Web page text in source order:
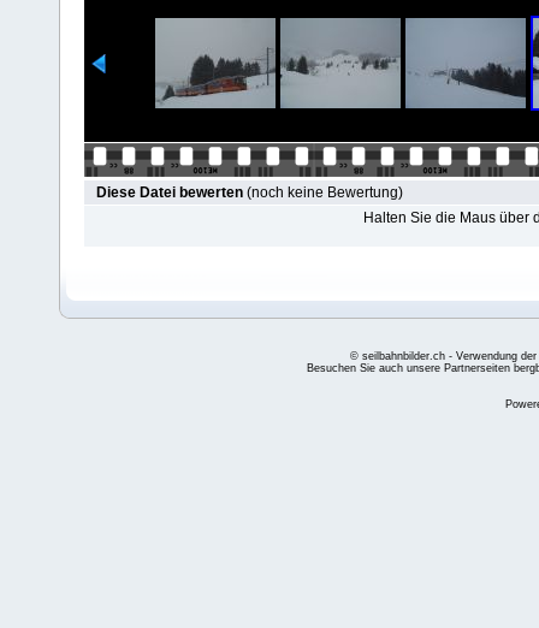
Diese Datei bewerten (noch keine Bewertung)
Halten Sie die Maus über
© seilbahnbilder.ch - Verwendung
Besuchen Sie auch unsere Partnerseiten